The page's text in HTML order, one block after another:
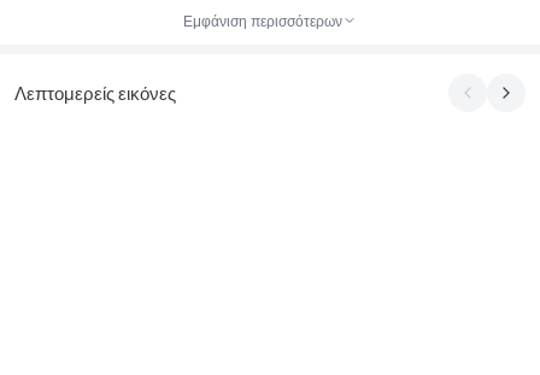
Εμφάνιση περισσότερων
Λεπτομερείς εικόνες